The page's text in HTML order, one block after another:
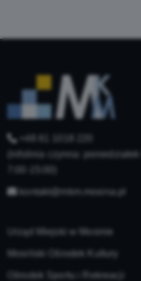
+48 61 1018 220
(infolinia czynna:
kontakt@mkm.mosina.pl
Urząd Miejski w Mosinie
Mosiński Ośrodek Kultury
Ośrodek Sportu i Rekreacji